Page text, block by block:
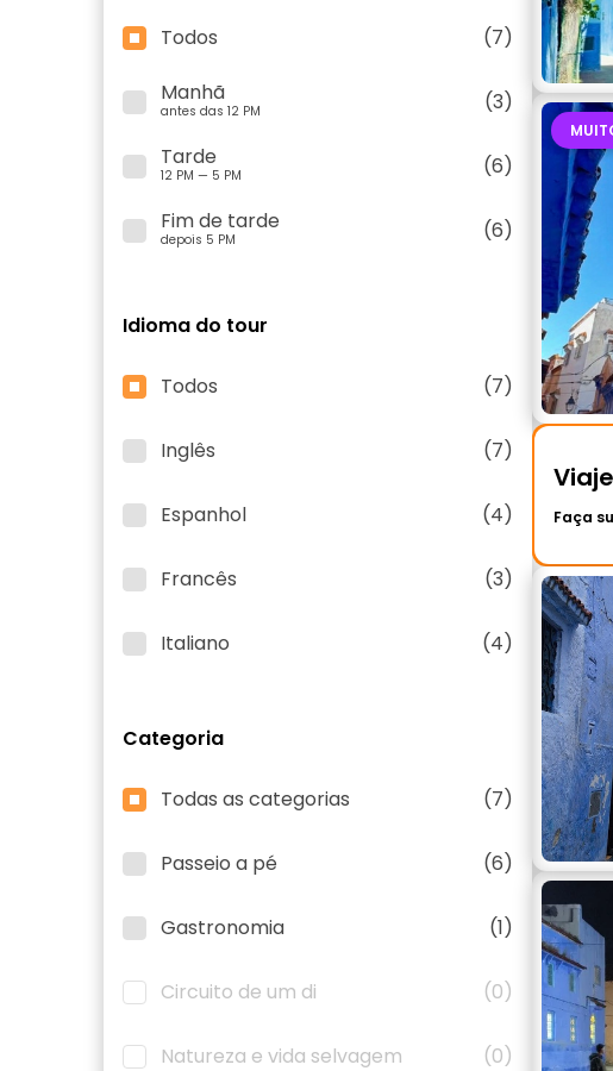
Todos
(7)
Manhã
antes das 12 PM
(3)
Tarde
12 PM — 5 PM
(6)
Fim de tarde
depois 5 PM (6)
Idioma do tour
Todos (7)
Inglês (7)
Espanhol (4)
Francês (3)
Italiano (4)
Categoria
Todas as categorias (7)
Passeio a pé (6)
Gastronomia (1)
Circuito de um di (0)
Natureza e vida selvagem (0)
Faça